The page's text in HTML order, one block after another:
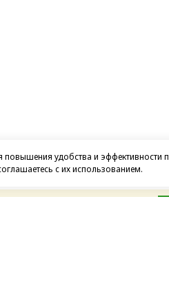
повышения удобства и эффективности
с их использованием.